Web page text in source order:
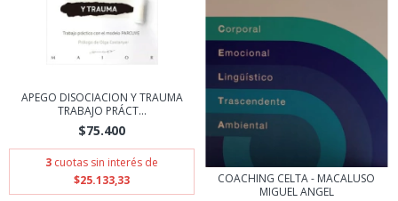
APEGO DISOCIACION Y TRAUMA
TRABAJO PRÁCT...
$75.400
3 cuotas sin interés de
$25.133,33
COACHING CELTA - MACALUSO
MIGUEL ANGEL